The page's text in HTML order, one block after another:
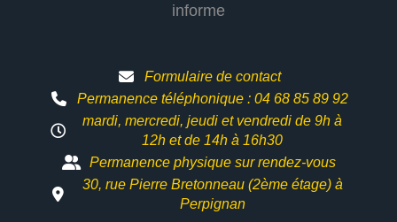
informe
Formulaire de contact
Permanence téléphonique : 04 68 85 89 92
mardi, mercredi, jeudi et vendredi de 9h à
12h etde 14h à 16h30
Permanence physique sur rendez-vous
30, rue Pierre Bretonneau (2ème étage) à
Perpignan